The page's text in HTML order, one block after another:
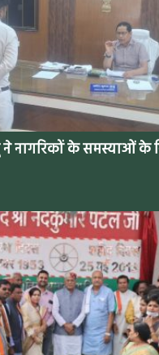
नागरिकों के समस्याओं के